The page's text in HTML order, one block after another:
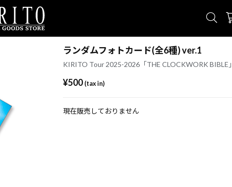
ランダムフォトカード(全6種) ver.1
KIRITO Tour 2025-2026「THE CLOCKWORK BIBLE」
¥500 (tax in)
現在販売しておりません